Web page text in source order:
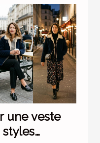
une veste